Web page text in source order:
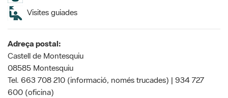
Visites guiades
Adreça postal:
Castell de Montesquiu
08585 Montesquiu
Tel. 663 708 210 (informació, només trucades) | 934 727
600 (oficina)